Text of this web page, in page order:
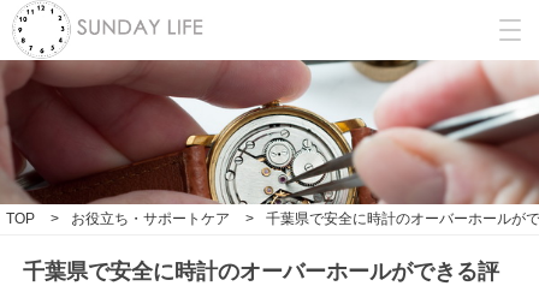
TOP > お役立ち・サポートケア > 千葉県で安全に時計のオーバーホールが
千葉県で安全に時計のオーバーホールができる評